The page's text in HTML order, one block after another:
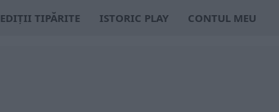
EDIȚII TIPĂRITE ISTORIC PLAY CONTUL MEU